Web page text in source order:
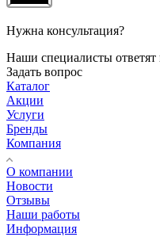
Нужна консультация?
Наши специалисты
Задать вопрос
Каталог
Акции
Услуги
Бренды
Компания
О компании
Новости
Отзывы
Наши работы
Информация